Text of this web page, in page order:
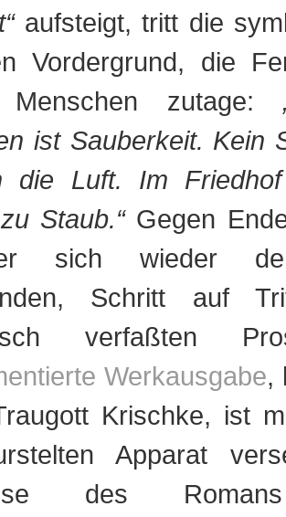
aufsteigt, tritt die
Vordergrund, die
zutage:
ist Sauberkeit. Kein
die Luft. Im
Staub.“Gegen
sich wieder
Schritt auf
verfaßten
Werkausgabe,
Krischke, ist
Apparat
des